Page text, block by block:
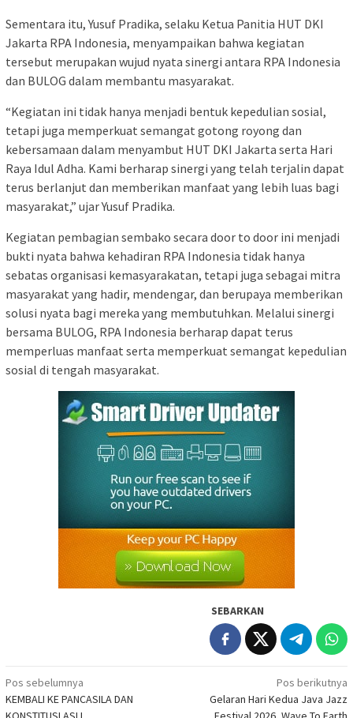
Sementara itu, Yusuf Pradika, selaku Ketua Panitia HUT DKI
Jakarta RPA Indonesia, menyampaikan bahwa kegiatan
tersebut merupakan wujud nyata sinergi antara RPA Indonesia
dan BULOG dalam membantu masyarakat.
“Kegiatan ini tidak hanya menjadi bentuk kepedulian sosial,
tetapi juga memperkuat semangat gotong royong dan
kebersamaan dalam menyambut HUT DKI Jakarta serta Hari
Raya Idul Adha. Kami berharap sinergi yang telah terjalin dapat
terus berlanjut dan memberikan manfaat yang lebih luas bagi
masyarakat,” ujar Yusuf Pradika.
Kegiatan pembagian sembako secara door to door ini menjadi
bukti nyata bahwa kehadiran RPA Indonesia tidak hanya
sebatas organisasi kemasyarakatan, tetapi juga sebagai mitra
masyarakat yang hadir, mendengar, dan berupaya memberikan
solusi nyata bagi mereka yang membutuhkan. Melalui sinergi
bersama BULOG, RPA Indonesia berharap dapat terus
memperluas manfaat serta memperkuat semangat kepedulian
sosial di tengah masyarakat.
SEBARKAN
Navigasi
pos
Pos sebelumnya
KEMBALI KE PANCASILA DAN
Pos berikutnya
Gelaran Hari Kedua Java Jazz